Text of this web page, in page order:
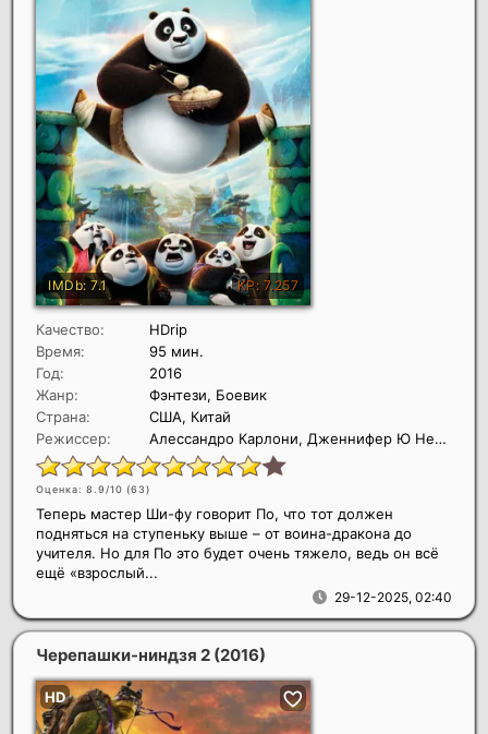
Качество:
HDrip
Время:
95 мин.
Год:
2016
Жанр:
Фэнтези, Боевик
Страна:
США, Китай
Режиссер:
Алессандро Карлони, Дженнифер Ю Нельсон
Оценка: 8.9/10 (63)
29-12-2025, 02:40
Теперь мастер Ши-фу говорит По, что тот должен
подняться на ступеньку выше – от воина-дракона до
учителя. Но для По это будет очень тяжело, ведь он всё
ещё «взрослый...
Черепашки-ниндзя 2 (2016)